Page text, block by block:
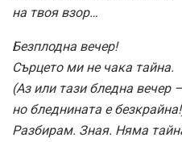
на твоя взор…
Безплодна вечер!
Сърцето ми не чака тайна.
(Аз или тази бледна вечер –
но бледнината е
Разбирам. Зная. Няма